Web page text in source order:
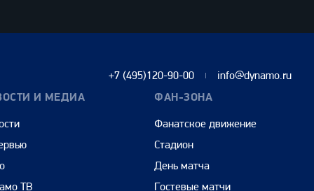
+7 (495)120-90-00 info@dynamo.ru
И МЕДИА
ТВ
ФАН-ЗОНА
Фанатское движение
Стадион
День матча
Гостевые матчи